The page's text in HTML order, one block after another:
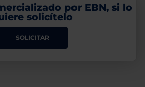
por EBN, si lo
solicítelo
SOLICITAR